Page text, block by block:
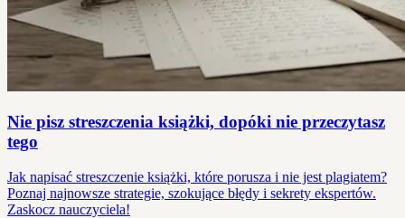
Nie pisz streszczenia książki, dopóki nie przeczytasz
tego
Jak napisać streszczenie książki, które porusza i nie jest plagiatem?
Poznaj najnowsze strategie, szokujące błędy i sekrety ekspertów.
Zaskocz nauczyciela!